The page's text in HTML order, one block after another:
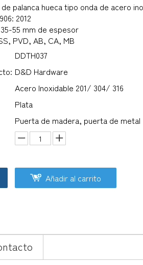
palanca hueca tipo onda de acero
2012
55 mm de espesor
PVD, AB, CA, MB
DDTH037
D&D Hardware
Acero Inoxidable 201/ 304/ 316
Plata
Puerta de madera, puerta de metal
Añadir al carrito